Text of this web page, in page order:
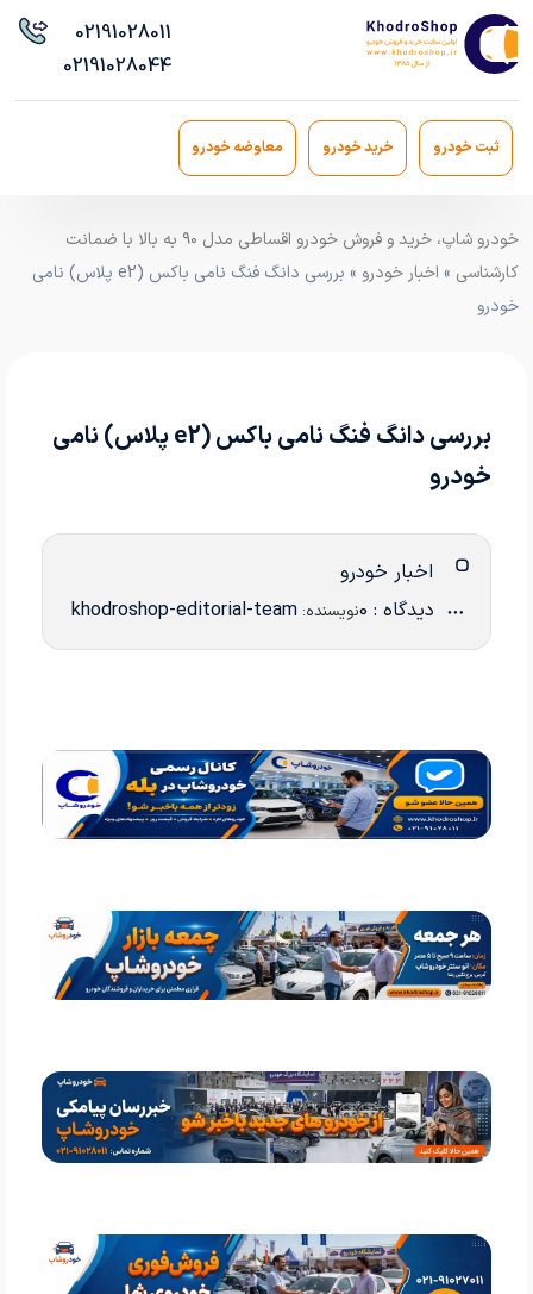
02191028011
02191028044
ثبت خودرو خرید خودرو معاوضه خودرو
خودرو شاپ، خرید و فروش خودرو اقساطی مدل ۹۰ به بالا با ضمانت
کارشناسی » اخبار خودرو
» بررسی دانگ‌ فنگ نامی باکس (e2 پلاس) نامی
خودرو
بررسی دانگ‌ فنگ نامی باکس (e2 پلاس) نامی
خودرو
اخبار خودرو
دیدگاه : 0 نویسنده: khodroshop-editorial-team